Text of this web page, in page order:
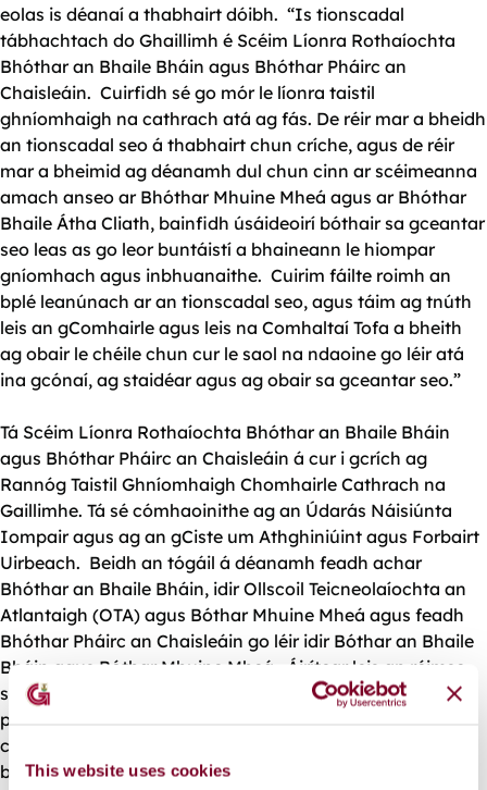
This website uses cookies
eolas is déanaí a thabhairt dóibh. “Is tionscadal
tábhachtach do Ghaillimh é Scéim Líonra Rothaíochta
Bhóthar an Bhaile Bháin agus Bhóthar Pháirc an
Chaisleáin. Cuirfidh sé go mór le líonra taistil
ghníomhaigh na cathrach atá ag fás. De réir mar a bheidh
an tionscadal seo á thabhairt chun críche, agus de réir
mar a bheimid ag déanamh dul chun cinn ar scéimeanna
amach anseo ar Bhóthar Mhuine Mheá agus ar Bhóthar
Bhaile Átha Cliath, bainfidh úsáideoirí bóthair sa gceantar
seo leas as go leor buntáistí a bhaineann le hiompar
gníomhach agus inbhuanaithe. Cuirim fáilte roimh an
bplé leanúnach ar an tionscadal seo, agus táim ag tnúth
leis an gComhairle agus leis na Comhaltaí Tofa a bheith
ag obair le chéile chun cur le saol na ndaoine go léir atá
ina gcónaí, ag staidéar agus ag obair sa gceantar seo.”
Tá Scéim Líonra Rothaíochta Bhóthar an Bhaile Bháin
agus Bhóthar Pháirc an Chaisleáin á cur i gcrích ag
Rannóg Taistil Ghníomhaigh Chomhairle Cathrach na
Gaillimhe. Tá sé cómhaoinithe ag an Údarás Náisiúnta
Iompair agus ag an gCiste um Athghiniúint agus Forbairt
Uirbeach. Beidh an tógáil á déanamh feadh achar
Bhóthar an Bhaile Bháin, idir Ollscoil Teicneolaíochta an
Atlantaigh (OTA) agus Bóthar Mhuine Mheá agus feadh
Bhóthar Pháirc an Chaisleáin go léir idir Bóthar an Bhaile
Bháin agus Bóthar Mhuine Mheá. Áirítear leis an réimse
seo an OTA agus saoráidí tráchtála, tionsclaíocha agus
pobail eile. Freastalóidh an scéim freisin ar phobal mór
cónaitheoirí atá ina gcónaí i gcomharsanacht an dá
bhóthair.